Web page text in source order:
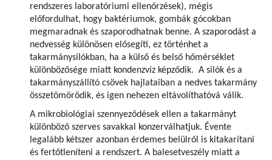
rendszeres laboratóriumi ellenőrzések), mégis
előfordulhat, hogy baktériumok, gombák gócokban
megmaradnak és szaporodhatnak benne. A szaporodást a
nedvesség különösen elősegíti, ez történhet a
takarmánysilókban, ha a külső és belső hőmérséklet
különbözősége miatt kondenzvíz képződik. A silók és a
takarmányszállító csövek hajlataiban a nedves takarmány
összetömörödik, és igen nehezen eltávolíthatóvá válik.
A mikrobiológiai szennyeződések ellen a takarmányt
különböző szerves savakkal konzerválhatjuk. Évente
legalább kétszer azonban érdemes belülről is kitakarítani
és fertőtleníteni a rendszert. A balesetveszély miatt a